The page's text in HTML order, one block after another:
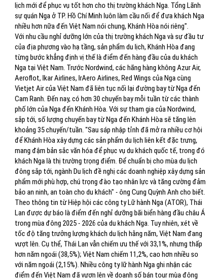
lịch mới để phục vụ tốt hơn cho thị trường khách Nga. Tổng Lãnh
sự quán Nga ở TP. Hồ Chí Minh luôn làm cầu nối để đưa khách Nga
nhiều hơn nữa đến Việt Nam nói chung, Khánh Hòa nói riêng".
Với nhu cầu nghỉ dưỡng lớn của thị trường khách Nga và sự đầu tư
của địa phương vào hạ tầng, sản phẩm du lịch, Khánh Hòa đang
từng bước khẳng định vị thế là điểm đến hàng đầu của du khách
Nga tại Việt Nam. Trước Nordwind, các hãng hàng không Azur Air,
Aeroflot, Ikar Airlines, IrAero Airlines, Red Wings của Nga cùng
Vietjet Air của Việt Nam đã liên tục nối lại đường bay từ Nga đến
Cam Ranh. Đến nay, có hơn 30 chuyến bay mỗi tuần từ các thành
phố lớn của Nga đến Khánh Hòa. Với sự tham gia của Nordwind,
sắp tới, số lượng chuyến bay từ Nga đến Khánh Hòa sẽ tăng lên
khoảng 35 chuyến/tuần. "Sau sáp nhập tỉnh đã mở ra nhiều cơ hội
để Khánh Hòa xây dựng các sản phẩm du lịch liên kết đặc trưng,
mang đậm bản sắc văn hóa để phục vụ du khách quốc tế, trong đó
khách Nga là thị trường trọng điểm. Để chuẩn bị cho mùa du lịch
đông sắp tới, ngành Du lịch đề nghị các doanh nghiệp xây dựng sản
phẩm mới phù hợp, chú trọng đào tạo nhân lực và tăng cường đảm
bảo an ninh, an toàn cho du khách" - ông Cung Quỳnh Anh cho biết.
Theo thông tin từ Hiệp hội các công ty Lữ hành Nga (ATOR), Thái
Lan được dự báo là điểm đến nghỉ dưỡng bãi biển hàng đầu châu Á
trong mùa đông 2025 - 2026 của du khách Nga. Tuy nhiên, xét về
tốc độ tăng trưởng lượng khách du lịch hằng năm, Việt Nam đang
vượt lên. Cụ thể, Thái Lan vẫn chiếm ưu thế với 33,1%, nhưng thấp
hơn năm ngoái (38,5%); Việt Nam chiếm 11,2%, cao hơn nhiều so
với năm ngoái (2,15%). Nhiều công ty lữ hành Nga ghi nhận các
điểm đến Việt Nam đã vươn lên về doanh số bán tour mùa đông